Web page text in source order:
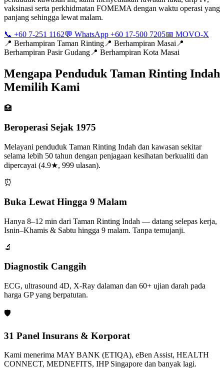
vaksinasi serta perkhidmatan FOMEMA dengan waktu operasi yang
panjang sehingga lewat malam.
📞 +60 7-251 1162💬 WhatsApp +60 17-500 7205📅 MOVO-X
📍 Berhampiran Taman Rinting 📍 Berhampiran Masai 📍
Berhampiran Pasir Gudang 📍 Berhampiran Kota Masai
Mengapa Penduduk Taman Rinting Indah
Memilih Kami
🏥
Beroperasi Sejak 1975
Melayani penduduk Taman Rinting Indah dan kawasan sekitar
selama lebih 50 tahun dengan penjagaan kesihatan berkualiti dan
dipercayai (4.9★, 999 ulasan).
⏰
Buka Lewat Hingga 9 Malam
Hanya 8–12 min dari Taman Rinting Indah — datang selepas kerja,
Isnin–Khamis & Sabtu hingga 9 malam. Tanpa temujanji.
🔬
Diagnostik Canggih
ECG, ultrasound 4D, X-Ray dalaman dan 60+ ujian darah pada
harga GP yang berpatutan.
🛡️
31 Panel Insurans & Korporat
Kami menerima MAY BANK (ETIQA), eBen Assist, HEALTH
CONNECT, MEDNEFITS, IHP Singapore dan banyak lagi.